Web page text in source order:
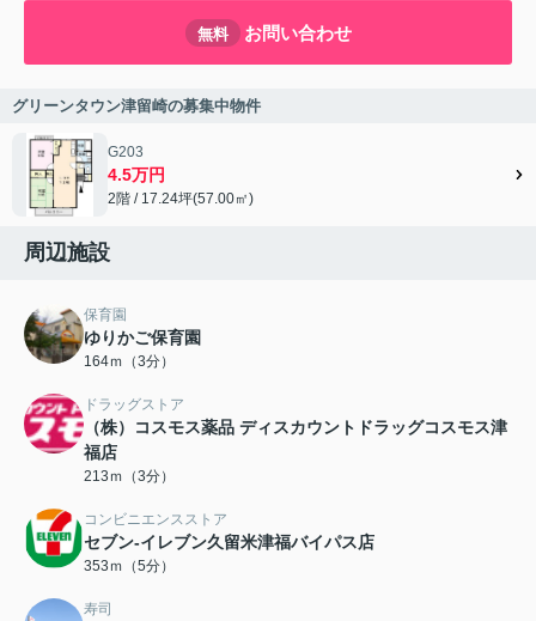
無料 お問い合わせ
グリーンタウン津留崎の募集中物件
G203
4.5万円
2階 / 17.24坪(57.00㎡)
周辺施設
保育園
ゆりかご保育園
164ｍ（3分）
ドラッグストア
（株）コスモス薬品 ディスカウントドラッグコスモス津
福店
213ｍ（3分）
コンビニエンスストア
セブン-イレブン久留米津福バイパス店
353ｍ（5分）
寿司